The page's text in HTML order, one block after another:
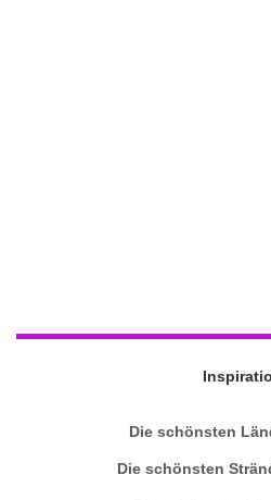
Die schönsten
Die schönsten